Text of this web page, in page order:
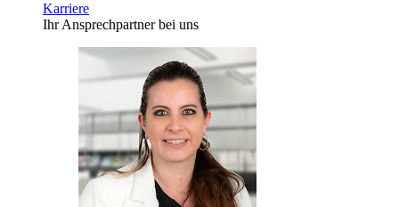
Karriere
Ihr Ansprechpartner bei uns